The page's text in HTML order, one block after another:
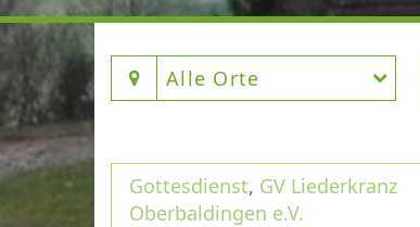
Alle Orte
Gottesdienst, GV Liederkranz
Oberbaldingen e.V.